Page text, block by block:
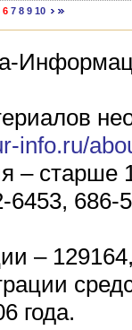
6 7 8 9 10
info.ru/
– старше
686-
–
года.